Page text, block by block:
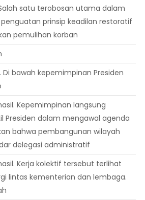
satu terobosan utama dalam
penguatan prinsip keadilan restoratif
pemulihan korban
bawah kepemimpinan Presiden
Kepemimpinan langsung
Presiden dalam mengawal agenda
bahwa pembangunan wilayah
delegasi administratif
Kerja kolektif tersebut terlihat
lintas kementerian dan lembaga.